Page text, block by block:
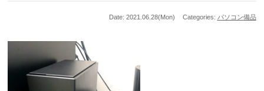
Date: 2021.06.28(Mon) Categories: パソコン備品